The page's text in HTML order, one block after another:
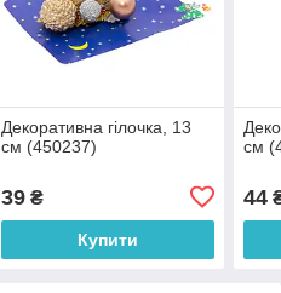
Декоративна гілочка, 13
см (450237)
39₴
Купити
см
44